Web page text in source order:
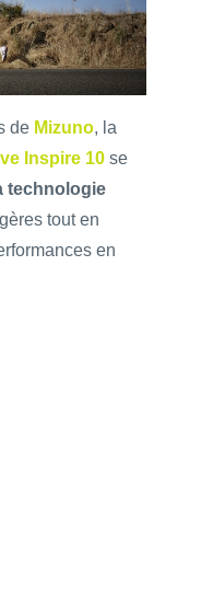
de Mizuno, la
Inspire 10 se
technologie
tout en
en